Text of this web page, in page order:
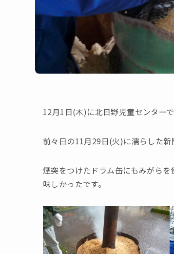
12月1日(木)に北日野児童センター
前々日の11月29日(火)に濡らした新
煙突をつけたドラム缶にもみがら
味しかったです。